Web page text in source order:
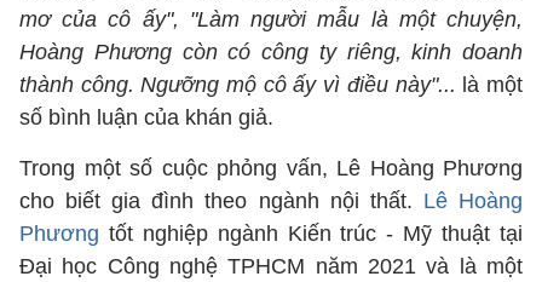
mơ của cô ấy", "Làm người mẫu là một chuyện,
Hoàng Phương còn có công ty riêng, kinh doanh
thành công. Ngưỡng mộ cô ấy vì điều này"... là một
số bình luận của khán giả.
Trong một số cuộc phỏng vấn, Lê Hoàng Phương
cho biết gia đình theo ngành nội thất. Lê Hoàng
Phương tốt nghiệp ngành Kiến trúc - Mỹ thuật tại
Đại học Công nghệ TPHCM năm 2021 và là một